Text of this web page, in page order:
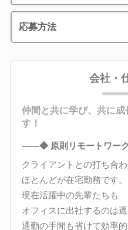
応募方法
会社・
仲間と共に学び、共に
す！
――◆ 原則リモートワーク
クライアントとの打ち合
ほとんどが在宅勤務です。
現在活躍中の先輩たちも
オフィスに出社するのは週
通勤の手間も省けて効率的